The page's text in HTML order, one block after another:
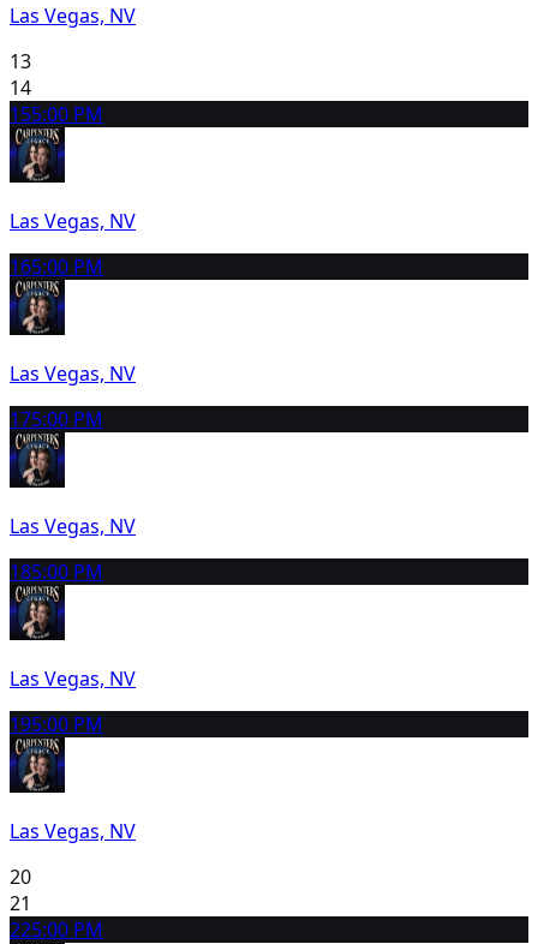
Las Vegas, NV
13
14
155:00 PM
Las Vegas, NV
165:00 PM
Las Vegas, NV
175:00 PM
Las Vegas, NV
185:00 PM
Las Vegas, NV
195:00 PM
Las Vegas, NV
20
21
225:00 PM